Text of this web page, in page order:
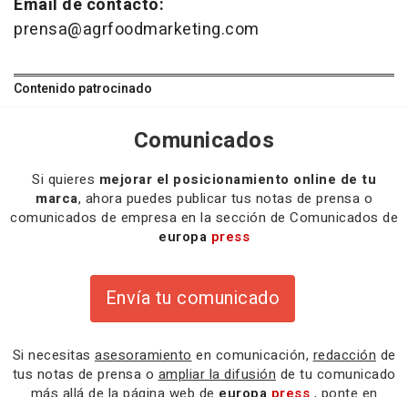
Email de contacto:
prensa@agrfoodmarketing.com
Contenido patrocinado
Comunicados
Si quieres mejorar el posicionamiento online de tu
marca, ahora puedes publicar tus notas de prensa o
comunicados de empresa en la sección de Comunicados de
europa press
Envía tu comunicado
Si necesitas asesoramiento en comunicación, redacción de
tus notas de prensa o ampliar la difusión de tu comunicado